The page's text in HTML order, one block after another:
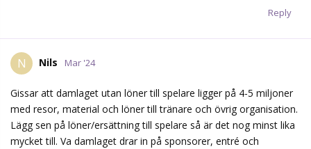
Reply
N Nils Mar '24
Gissar att damlaget utan löner till spelare ligger på 4-5 miljoner
med resor, material och löner till tränare och övrig organisation.
Lägg sen på löner/ersättning till spelare så är det nog minst lika
mycket till. Va damlaget drar in på sponsorer, entré och